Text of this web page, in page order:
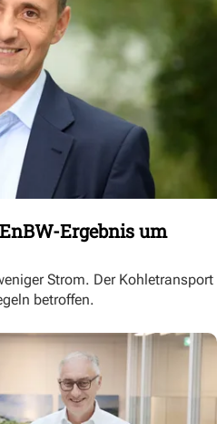
Ergebnis um
Strom. Der Kohletransport
betroffen.